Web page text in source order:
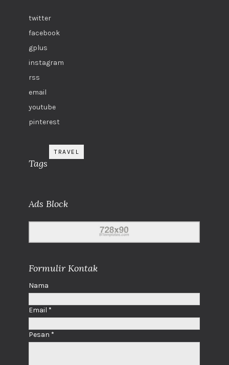
twitter
facebook
gplus
instagram
rss
email
youtube
pinterest
Tags
TRAVEL
Ads Block
Formulir Kontak
Nama
Email *
Pesan *